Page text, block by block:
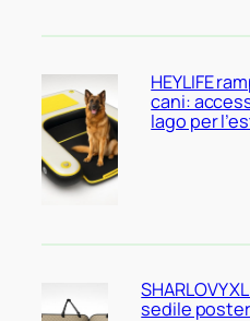
HEYLIFE
cani:
lago per
SHARLOVY
sedile